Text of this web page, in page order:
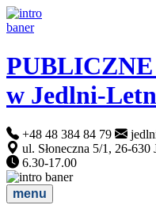
w Jedlni-
+48 48 384 84 79
ul. Słoneczna 5/1, 26-
6.30-17.00
menu